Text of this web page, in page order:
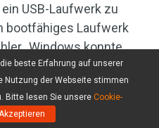
USB-Laufwerk zu
bootfähiges Laufwerk
„Windows konnte
beheben.
von Windows
Sie auch versuchen, von
beste Erfahrung auf unserer
Nutzung der Webseite stimmen
Bitte lesen Sie unsere Cookie-